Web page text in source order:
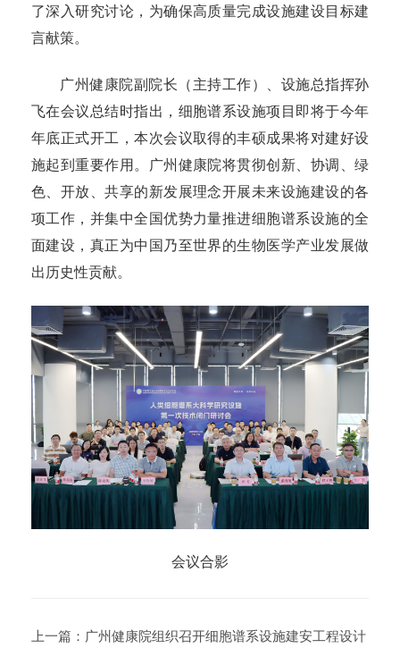
了深入研究讨论，为确保高质量完成设施建设目标建
言献策。
广州健康院副院长（主持工作）、设施总指挥孙
飞在会议总结时指出，细胞谱系设施项目即将于今年
年底正式开工，本次会议取得的丰硕成果将对建好设
施起到重要作用。广州健康院将贯彻创新、协调、绿
色、开放、共享的新发展理念开展未来设施建设的各
项工作，并集中全国优势力量推进细胞谱系设施的全
面建设，真正为中国乃至世界的生物医学产业发展做
出历史性贡献。
会议合影
上一篇： 广州健康院组织召开细胞谱系设施建安工程设计